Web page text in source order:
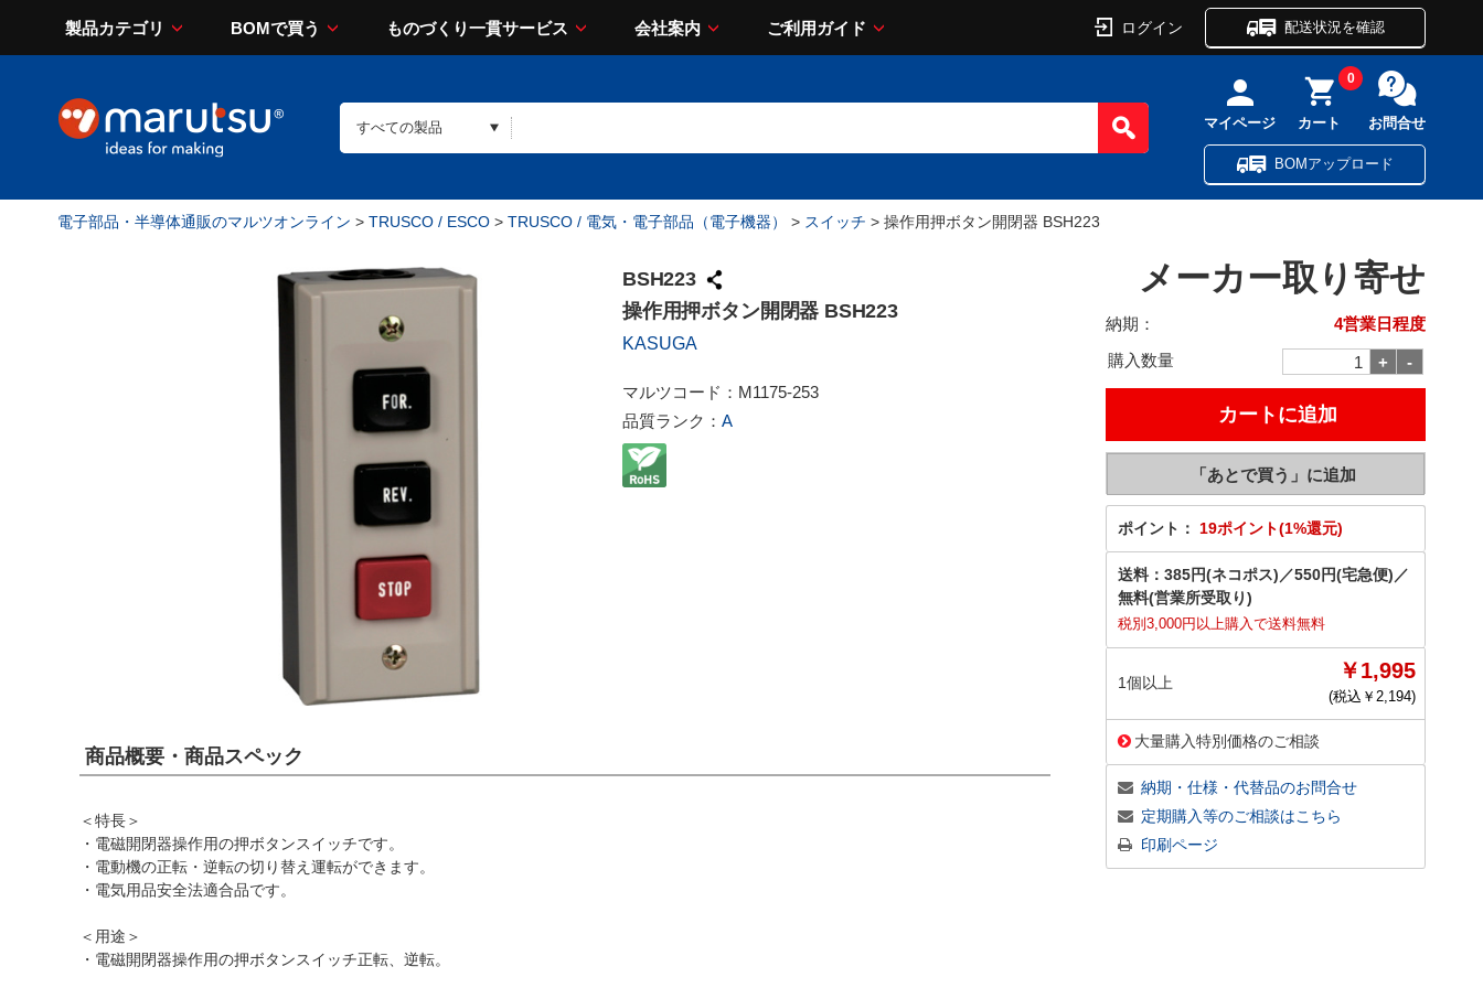
製品カテゴリ BOMで買う ものづくり一貫サービス 会社案内 ご利用ガイド ログイン 配送状況を確認
マイページ カート
0
お問合せ
BOMアップロード
電子部品・半導体通販のマルツオンライン > TRUSCO / ESCO > TRUSCO / 電気・電子部品（電子機器） > スイッチ > 操作用押ボタン開閉器 BSH223
BSH223
操作用押ボタン開閉器 BSH223
KASUGA
マルツコード： M1175-253
品質ランク： A
メーカー取り寄せ
納期：
4営業日程度
購入数量
ポイント： 19ポイント(1%還元)
送料： 385円(ネコポス) ／550円(宅急便) ／
無料(営業所受取り)
税別3,000円以上購入で送料無料
1個以上 ￥1,995
(税込￥ 2,194)
大量購入特別価格のご相談
納期・仕様・代替品のお問合せ
定期購入等のご相談はこちら
印刷ページ
商品概要・商品スペック
＜特長＞
・電磁開閉器操作用の押ボタンスイッチです。
・電動機の正転・逆転の切り替え運転ができます。
・電気用品安全法適合品です。
＜用途＞
・電磁開閉器操作用の押ボタンスイッチ正転、逆転。